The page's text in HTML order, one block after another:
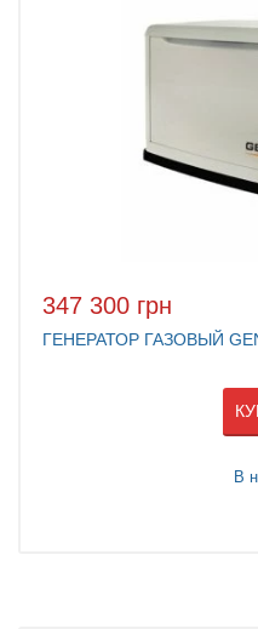
347 300 грн
ГЕНЕРАТОР ГАЗОВЫЙ
В